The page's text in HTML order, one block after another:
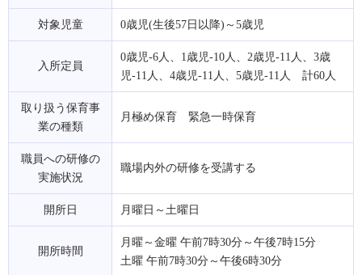
対象児童 0歳児(生後57日以降)～5歳児
入所定員
0歳児-6人、1歳児-10人、2歳児-11人、3歳
児-11人、4歳児-11人、5歳児-11人 計60人
取り扱う保育事
業の種類
月極め保育 緊急一時保育
職員への研修の
実施状況
職場内外の研修を受講する
開所日 月曜日～土曜日
開所時間
月曜～金曜 午前7時30分～午後7時15分
土曜 午前7時30分～午後6時30分